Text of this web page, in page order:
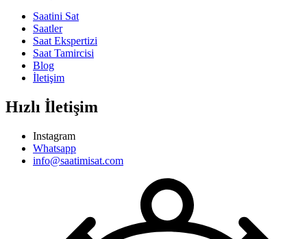
Saatini Sat
Saatler
Saat Ekspertizi
Saat Tamircisi
Blog
İletişim
Hızlı İletişim
Instagram
Whatsapp
info@saatimisat.com